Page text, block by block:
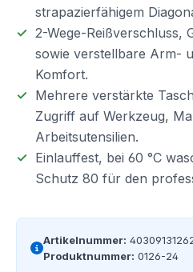
strapazierfähigem
2-Wege-Reißverschluss,
sowie verstellbare Arm-
Komfort.
Mehrere verstärkte
Zugriff auf Werkzeug,
Arbeitsutensilien.
Einlauffest, bei 60 °C
Schutz 80 für den
Artikelnummer:
Produktnummer: 0126-24